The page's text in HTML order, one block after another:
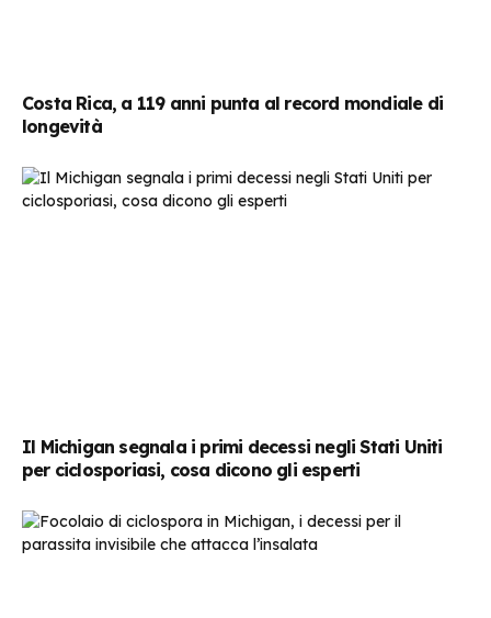
Costa Rica, a 119 anni punta al record mondiale di
longevità
Il Michigan segnala i primi decessi negli Stati Uniti
per ciclosporiasi, cosa dicono gli esperti